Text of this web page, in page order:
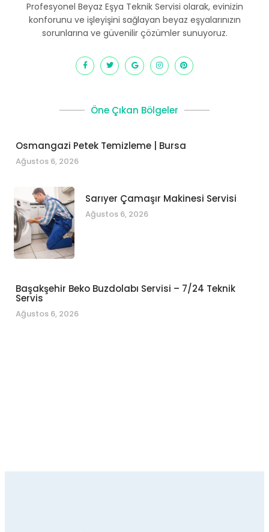
Profesyonel Beyaz Eşya Teknik Servisi olarak, evinizin
konforunu ve işleyişini sağlayan beyaz eşyalarınızın
sorunlarına ve güvenilir çözümler sunuyoruz.
Öne Çıkan Bölgeler
Osmangazi Petek Temizleme | Bursa
Ağustos 6, 2026
Sarıyer Çamaşır Makinesi Servisi
Ağustos 6, 2026
Başakşehir Beko Buzdolabı Servisi – 7/24 Teknik
Servis
Ağustos 6, 2026